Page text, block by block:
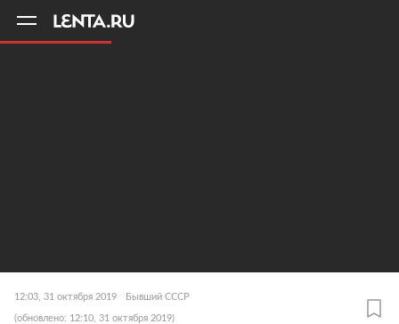
12:03, 31 октября 2019 Бывший СССР
(обновлено: 12:10, 31 октября 2019)